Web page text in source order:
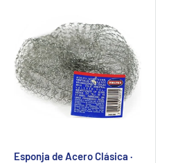
Esponja de Acero Clásica ·